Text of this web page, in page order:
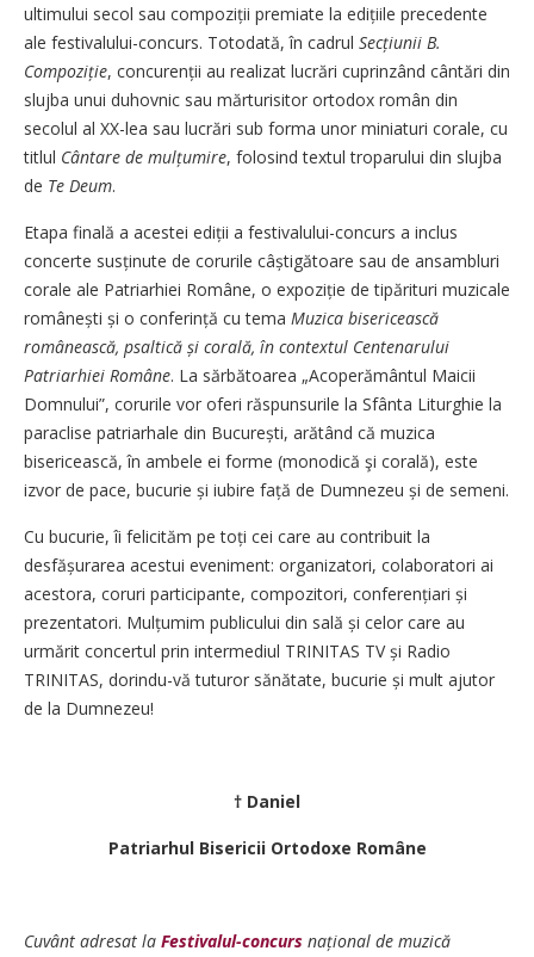
ultimului secol sau compoziții premiate la edițiile precedente
ale festivalului-concurs. Totodată, în cadrul Secțiunii B.
Compoziție, concurenții au realizat lucrări cuprinzând cântări din
slujba unui duhovnic sau mărturisitor ortodox român din
secolul al XX-lea sau lucrări sub forma unor miniaturi corale, cu
titlul Cântare de mulțu­mire, folosind textul troparului din slujba
de Te Deum.
Etapa finală a acestei ediții a festivalului-concurs a inclus
concerte susținute de corurile câști­gă­toare sau de ansambluri
corale ale Patriarhiei Române, o expoziție de tipărituri muzicale
românești și o conferință cu tema Muzica bisericească
românească, psaltică și corală, în contextul Centenarului
Patriarhiei Române. La sărbătoarea „Acoperământul Maicii
Domnului”, corurile vor oferi răspunsurile la Sfânta Liturghie la
para­clise patriarhale din Bucu­rești, arătând că muzica
bisericească, în ambele ei forme (monodică şi corală), este
izvor de pace, bucurie și iubire față de Dumnezeu și de semeni.
Cu bucurie, îi felicităm pe toți cei care au contribuit la
desfășura­rea acestui eveniment: organizatori, colaboratori ai
acestora, coruri participante, compozitori, confe­ren­țiari și
prezentatori. Mul­țu­mim publicului din sală și celor care au
urmărit concertul prin intermediul TRINITAS TV și Radio
TRINITAS, dorindu-vă tuturor sănătate, bucurie și mult ajutor
de la Dumnezeu!
† Daniel
Patriarhul Bisericii Ortodoxe Române
Cuvânt adresat la Festivalul-concurs național de muzică